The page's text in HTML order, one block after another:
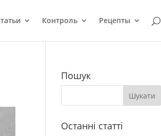
Контроль Рецепты
Пошук
Останні статті